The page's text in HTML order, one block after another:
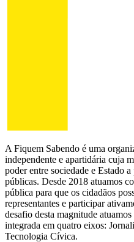
A Fiquem Sabendo é uma
independente e apartidária cuja
poder entre sociedade e Estado
públicas. Desde 2018 atuamos
pública para que os cidadãos
representantes e participar
desafio desta magnitude
integrada em quatro eixos:
Tecnologia Cívica.